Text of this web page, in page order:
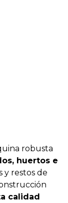
robusta
huertos e
y restos de
calidad